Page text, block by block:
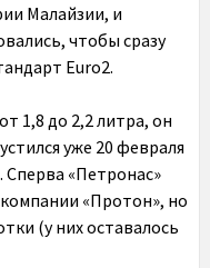
Малайзии, и
чтобы сразу
Euro2.
1,8 до 2,2 литра, он
уже 20 февраля
Сперва «Петронас»
«Протон», но
(у них оставалось